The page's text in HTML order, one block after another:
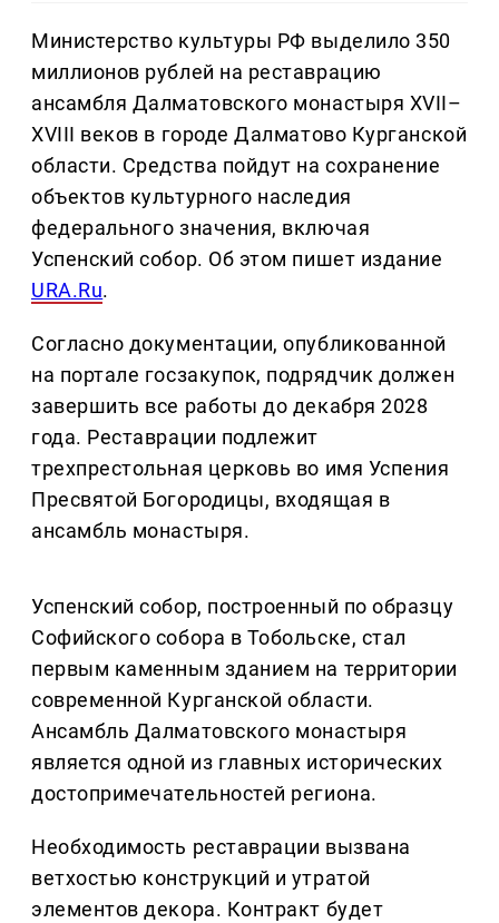
Министерство культуры РФ выделило 350
миллионов рублей на реставрацию
ансамбля Далматовского монастыря XVII–
XVIII веков в городе Далматово Курганской
области. Средства пойдут на сохранение
объектов культурного наследия
федерального значения, включая
Успенский собор. Об этом пишет издание
URA.Ru.
Согласно документации, опубликованной
на портале госзакупок, подрядчик должен
завершить все работы до декабря 2028
года. Реставрации подлежит
трехпрестольная церковь во имя Успения
Пресвятой Богородицы, входящая в
ансамбль монастыря.
Успенский собор, построенный по образцу
Софийского собора в Тобольске, стал
первым каменным зданием на территории
современной Курганской области.
Ансамбль Далматовского монастыря
является одной из главных исторических
достопримечательностей региона.
Необходимость реставрации вызвана
ветхостью конструкций и утратой
элементов декора. Контракт будет